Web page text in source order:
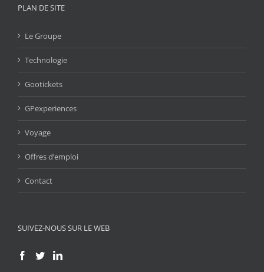
PLAN DE SITE
Le Groupe
Technologie
Gootickets
GPexperiences
Voyage
Offres d’emploi
Contact
SUIVEZ-NOUS SUR LE WEB